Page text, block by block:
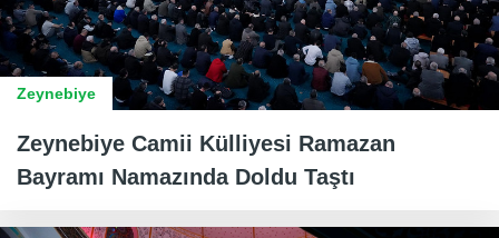
Zeynebiye
Zeynebiye Camii Külliyesi Ramazan
Bayramı Namazında Doldu Taştı